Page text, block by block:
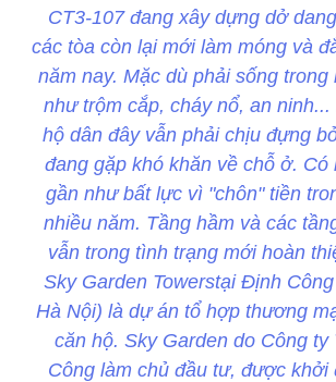
CT3-107 đang xây dựng dở
các tòa còn lại mới làm móng và
năm nay. Mặc dù phải sống trong
như trộm cắp, cháy nổ, an
hộ dân đây vẫn phải chịu đựng
đang gặp khó khăn về chỗ ở.
gần như bất lực vì "chôn" tiền
nhiều năm. Tầng hầm và các
vẫn trong tình trạng mới hoàn
Sky Garden Towerstại Định
Hà Nội) là dự án tổ hợp thương
căn hộ. Sky Garden do Công
Công làm chủ đầu tư, được khởi